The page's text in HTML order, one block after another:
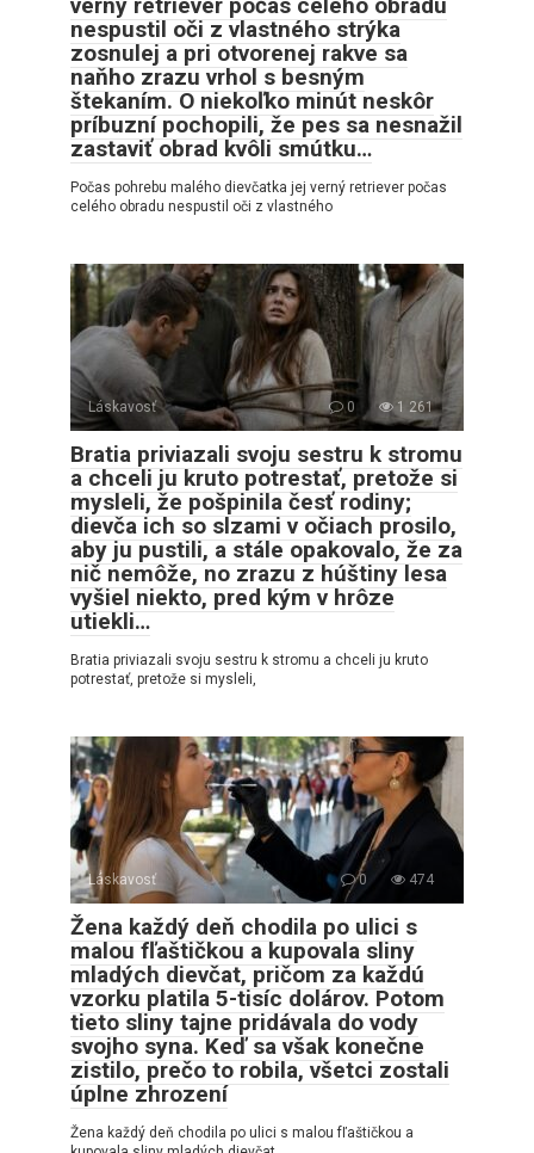
nespustil oči z vlastného strýka
zosnulej a pri otvorenej rakve sa
naňho zrazu vrhol s besným
štekaním. O niekoľko minút neskôr
príbuzní pochopili, že pes sa nesnažil
zastaviť obrad kvôli smútku…
Počas pohrebu malého dievčatka jej verný retriever počas
celého obradu nespustil oči z vlastného
Láskavosť 0 1 261
Bratia priviazali svoju sestru k stromu
a chceli ju kruto potrestať, pretože si
mysleli, že pošpinila česť rodiny;
dievča ich so slzami v očiach prosilo,
aby ju pustili, a stále opakovalo, že za
nič nemôže, no zrazu z húštiny lesa
vyšiel niekto, pred kým v hrôze
utiekli…
Bratia priviazali svoju sestru k stromu a chceli ju kruto
potrestať, pretože si mysleli,
Láskavosť 0 474
Žena každý deň chodila po ulici s
malou fľaštičkou a kupovala sliny
mladých dievčat, pričom za každú
vzorku platila 5-tisíc dolárov. Potom
tieto sliny tajne pridávala do vody
svojho syna. Keď sa však konečne
zistilo, prečo to robila, všetci zostali
úplne zhrození
Žena každý deň chodila po ulici s malou fľaštičkou a